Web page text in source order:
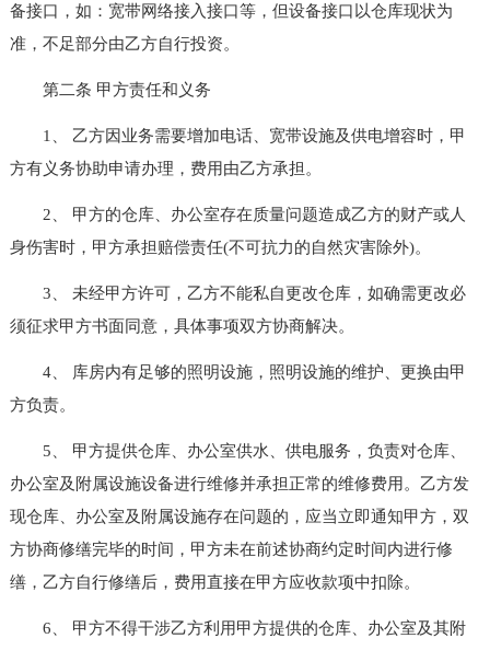
备接口，如：宽带网络接入接口等，但设备接口以仓库现状为
准，不足部分由乙方自行投资。
第二条 甲方责任和义务
1、 乙方因业务需要增加电话、宽带设施及供电增容时，甲
方有义务协助申请办理，费用由乙方承担。
2、 甲方的仓库、办公室存在质量问题造成乙方的财产或人
身伤害时，甲方承担赔偿责任(不可抗力的自然灾害除外)。
3、 未经甲方许可，乙方不能私自更改仓库，如确需更改必
须征求甲方书面同意，具体事项双方协商解决。
4、 库房内有足够的照明设施，照明设施的维护、更换由甲
方负责。
5、 甲方提供仓库、办公室供水、供电服务，负责对仓库、
办公室及附属设施设备进行维修并承担正常的维修费用。乙方发
现仓库、办公室及附属设施存在问题的，应当立即通知甲方，双
方协商修缮完毕的时间，甲方未在前述协商约定时间内进行修
缮，乙方自行修缮后，费用直接在甲方应收款项中扣除。
6、 甲方不得干涉乙方利用甲方提供的仓库、办公室及其附